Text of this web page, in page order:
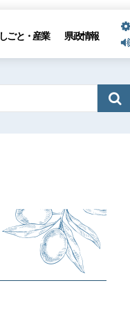
しごと・産業 県政情報